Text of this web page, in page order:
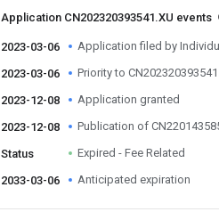
Application CN202320393541.XU events
2023-03-06 Application filed by
2023-03-06 Priority to
2023-12-08 Application granted
2023-12-08 Publication of
Status Expired - Fee Related
2033-03-06 Anticipated expiration